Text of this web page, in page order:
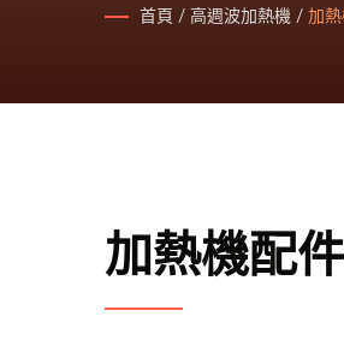
淺使用相對應之功率、頻率大
首頁 / 高週波加熱機 / 加
加熱機配